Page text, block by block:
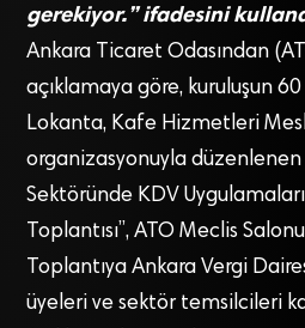
gerekiyor.” ifadesini
Ankara Ticaret Odasından
açıklamaya göre, kuruluşun 60
Lokanta, Kafe Hizmetleri
organizasyonuyla düzenlenen
Sektöründe KDV
Toplantısı”, ATO Meclis
Toplantıya Ankara Vergi
üyeleri ve sektör temsilcileri